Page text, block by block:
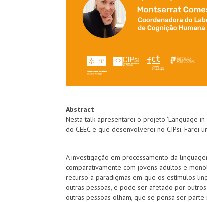
Abstract
Nesta talk apresentarei o projeto ‘Language
do CEEC e que desenvolverei no CIPsi.
A investigação em processamento da
comparativamente com jovens adultos e
recurso a paradigmas em que os estímulos
outras pessoas, e pode ser afetado por
outras pessoas olham, que se pensa ser